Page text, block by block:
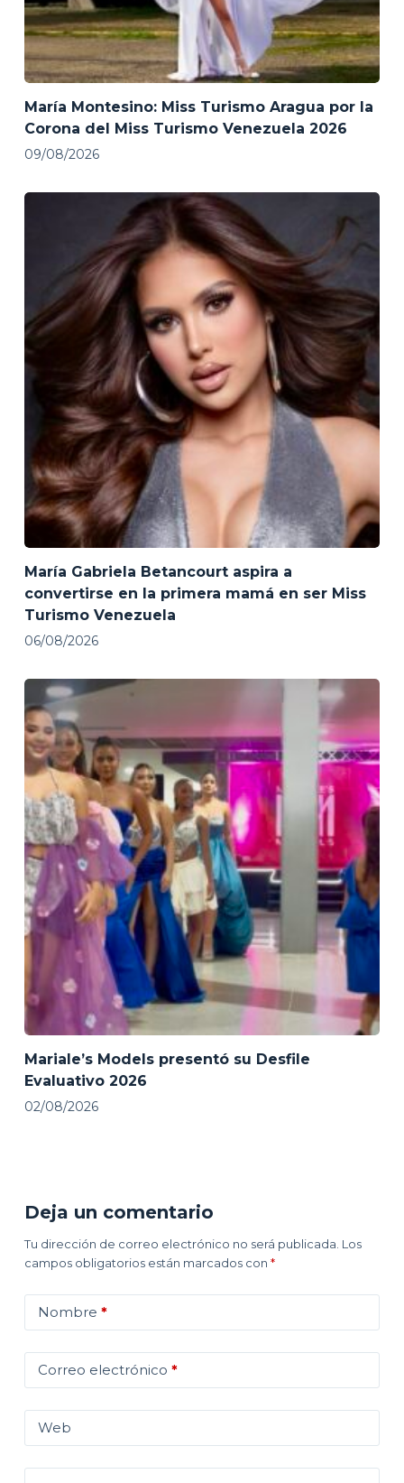
María Montesino: Miss Turismo Aragua por la
Corona del Miss Turismo Venezuela 2026
09/08/2026
María Gabriela Betancourt aspira a
convertirse en la primera mamá en ser Miss
Turismo Venezuela
06/08/2026
Mariale’s Models presentó su Desfile
Evaluativo 2026
02/08/2026
Deja un comentario
Tu dirección de correo electrónico no será publicada. Los
campos obligatorios están marcados con *
Nombre *
Correo electrónico *
Web